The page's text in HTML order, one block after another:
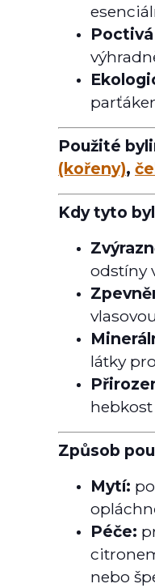
Použité
(kořeny),
Kdy tyto
odstíny
látky
hebkost
Způsob
Mytí:
Péče:
nebo